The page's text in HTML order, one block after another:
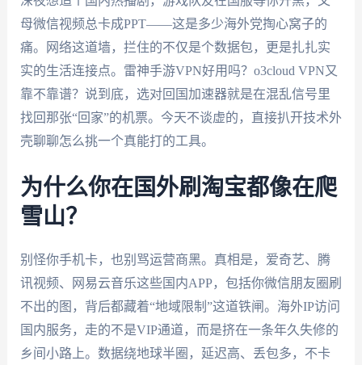
母微信视频总卡成PPT——这是多少海外党掏心窝子的
痛。网络这道墙，拦住的不仅是个数据包，更是扎扎实
实的生活连接点。雷神手游VPN好用吗？o3cloud VPN又
靠不靠谱？说到底，选对回国加速器就是在混乱信号里
找回那张“回家”的机票。今天不谈虚的，直接扒开技术外
壳聊聊怎么挑一个真能打的工具。
为什么你在国外刷淘宝都像在爬
雪山？
别怪你手机卡，也别骂运营商黑。真相是，爱奇艺、腾
讯视频、网易云音乐这些国内APP，包括你微信朋友圈刷
不出的图，背后都藏着“地域限制”这道铁闸。海外IP访问
国内服务，走的不是VIP通道，而是挤在一条年久失修的
乡间小路上。数据绕地球半圈，延迟高、丢包多，不卡